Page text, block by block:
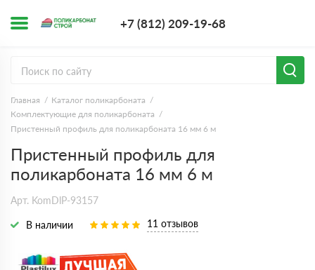
+7 (812) 209-19-68
Главная
Каталог поликарбоната
Комплектующие для поликарбоната
Пристенный профиль для поликарбоната 16 мм 6 м
Пристенный профиль для
поликарбоната 16 мм 6 м
Арт. KomDlP-93157
В наличии 11 отзывов